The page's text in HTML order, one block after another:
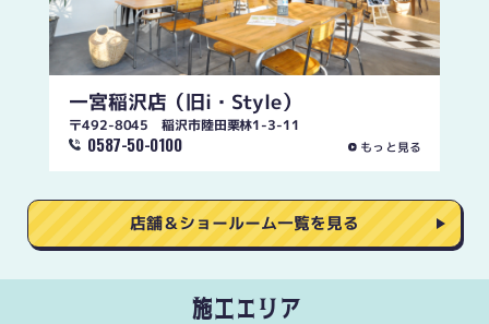
一宮稲沢店 （旧i・Style）
〒492-8045 稲沢市陸田栗林1-3-11
0587-50-0100 もっと見る
店舗＆ショールーム一覧を見る
施工エリア